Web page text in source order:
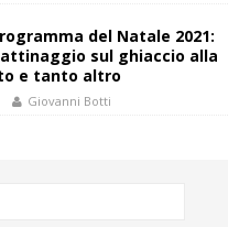
del Natale 2021:
sul ghiaccio alla
e tanto altro
Giovanni Botti